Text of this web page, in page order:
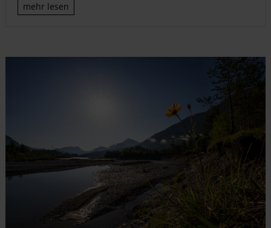
mehr lesen